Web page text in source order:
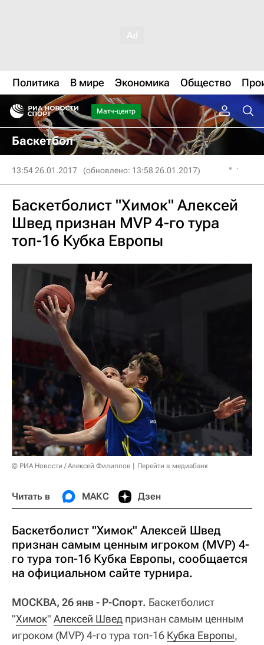
Политика В мире Экономика Общество
Матч-центр
Баскетбол
13:54 26.01.2017 (обновлено: 13:58 26.01.2017)
Баскетболист "Химок" Алексей
Швед признан MVP 4-го тура
топ-16 Кубка Европы
© РИА Новости / Алексей Филиппов Перейти в медиабанк
Читать в МАКС Дзен
Баскетболист "Химок" Алексей Швед
признан самым ценным игроком (MVP) 4-
го тура топ-16 Кубка Европы, сообщается
на официальном сайте турнира.
МОСКВА, 26 янв - Р-Спорт. Баскетболист
"Химок" Алексей Швед признан самым ценным
игроком (MVP) 4-го тура топ-16 Кубка Европы,